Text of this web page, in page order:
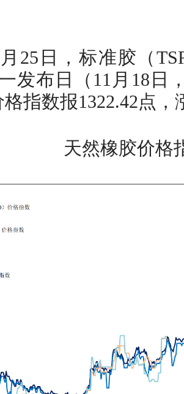
25日，标准胶（
发布日（11月18日
格指数报1322.42点，
天然橡胶价格